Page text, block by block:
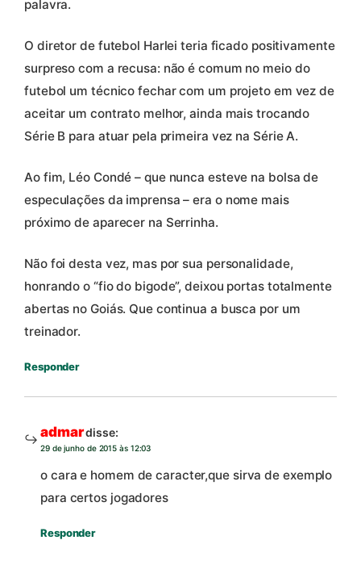
palavra.
O diretor de futebol Harlei teria ficado positivamente
surpreso com a recusa: não é comum no meio do
futebol um técnico fechar com um projeto em vez de
aceitar um contrato melhor, ainda mais trocando
Série B para atuar pela primeira vez na Série A.
Ao fim, Léo Condé – que nunca esteve na bolsa de
especulações da imprensa – era o nome mais
próximo de aparecer na Serrinha.
Não foi desta vez, mas por sua personalidade,
honrando o “fio do bigode”, deixou portas totalmente
abertas no Goiás. Que continua a busca por um
treinador.
Responder
admardisse:
29 de junho de 2015 às 12:03
o cara e homem de caracter,que sirva de exemplo
para certos jogadores
Responder